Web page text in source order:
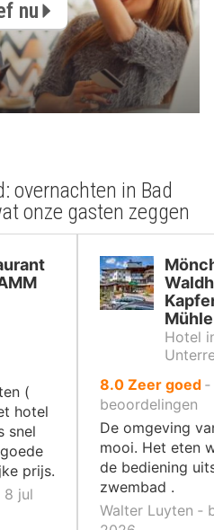
nu
overnachten in Bad
onze gasten zeggen
(
hotel
snel
prijs.
8 jul
Mühle
Hotel
8.0uit
10
,
Zeer goed ‐
beoordelingen
De omgeving
mooi. Het eten
de bediening
zwembad .
Walter Luyten ‐